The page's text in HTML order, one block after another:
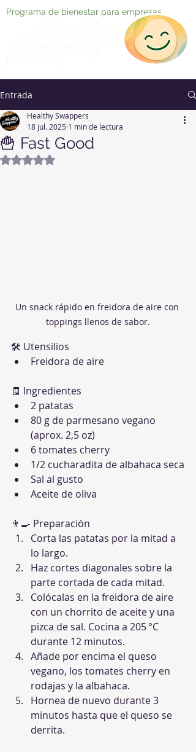
Programa de bienestar para empresas
Entrada
🍟 Fast Good
Healthy Swappers
18 jul. 2025 1 min de lectura
Obtuvo NaN de 5 estrellas.
Un snack rápido en freidora de aire con
toppings llenos de sabor.
🛠 Utensilios
Freidora de aire
🧾 Ingredientes
2 patatas
80 g de parmesano vegano
(aprox. 2,5 oz)
6 tomates cherry
1/2 cucharadita de albahaca seca
Sal al gusto
Aceite de oliva
👨‍🍳 Preparación
Corta las patatas por la mitad a
lo largo.
Haz cortes diagonales sobre la
parte cortada de cada mitad.
Colócalas en la freidora de aire
con un chorrito de aceite y una
pizca de sal. Cocina a 205 °C
durante 12 minutos.
Añade por encima el queso
vegano, los tomates cherry en
rodajas y la albahaca.
Hornea de nuevo durante 3
minutos hasta que el queso se
derrita.